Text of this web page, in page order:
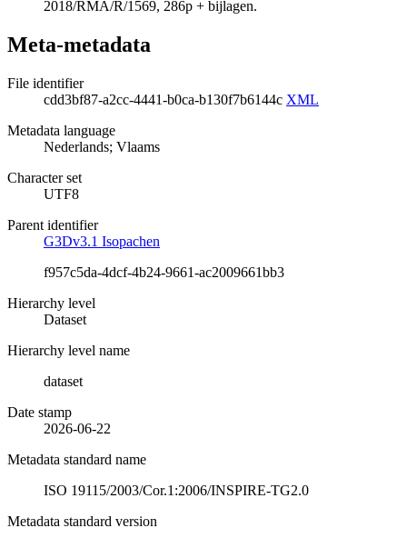
2018/RMA/R/1569, 286p + bijlagen.
Meta-metadata
File identifier
cdd3bf87-a2cc-4441-b0ca-b130f7b6144c XML
Metadata language
Nederlands; Vlaams
Character set
UTF8
Parent identifier
G3Dv3.1 Isopachen
f957c5da-4dcf-4b24-9661-ac2009661bb3
Hierarchy level
Dataset
Hierarchy level name
dataset
Date stamp
2026-06-22
Metadata standard name
ISO 19115/2003/Cor.1:2006/INSPIRE-TG2.0
Metadata standard version